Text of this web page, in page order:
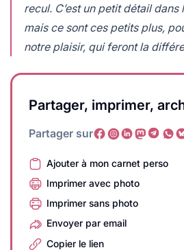
recul. C’est un petit détail
mais ce sont ces petits plus,
notre plaisir, qui feront la
Partager, imprimer,
Partager sur
Ajouter à mon carnet perso
Imprimer avec photo
Imprimer sans photo
Envoyer par email
Copier le lien